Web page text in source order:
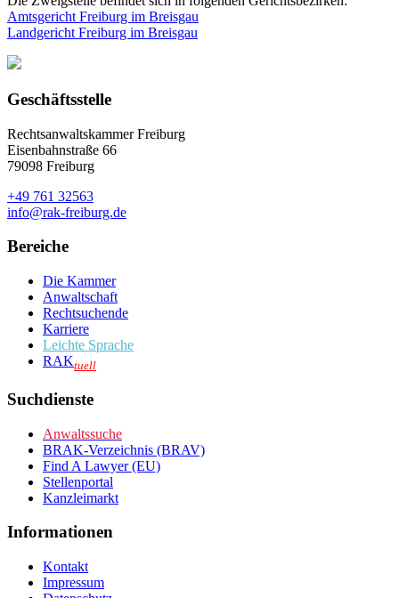
Amtsgericht Freiburg im Breisgau
Landgericht Freiburg im Breisgau
Geschäftsstelle
Rechtsanwaltskammer Freiburg
Eisenbahnstraße 66
79098 Freiburg
+49 761 32563
info@rak-freiburg.de
Bereiche
Die Kammer
Anwaltschaft
Rechtsuchende
Karriere
Leichte Sprache
RAKtuell
Suchdienste
Anwaltssuche
BRAK-Verzeichnis (BRAV)
Find A Lawyer (EU)
Stellenportal
Kanzleimarkt
Informationen
Kontakt
Impressum